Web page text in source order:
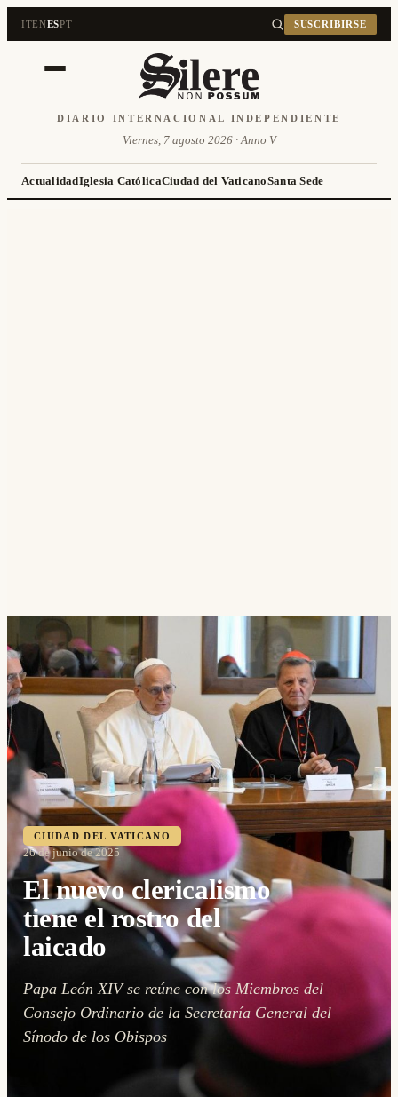
ITENESPT SUSCRIBIRSE
DIARIO INTERNACIONAL INDEPENDIENTE
Viernes, 7 agosto 2026 · Anno V
ActualidadIglesia CatólicaCiudad del VaticanoSanta Sede
CIUDAD DEL VATICANO
26 de junio de 2025
El nuevo clericalismo
tiene el rostro del
laicado
Papa León XIV se reúne con los Miembros del
Consejo Ordinario de la Secretaría General del
Sínodo de los Obispos